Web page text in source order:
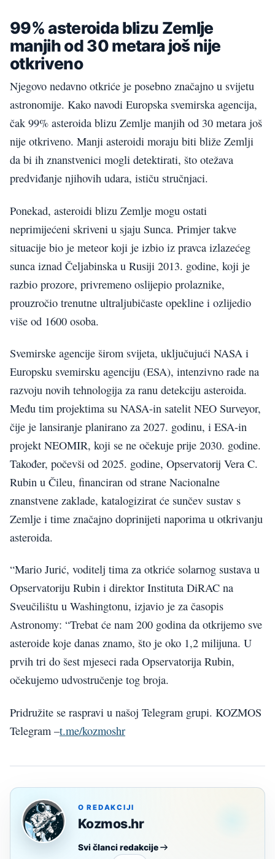
99% asteroida blizu Zemlje
manjih od 30 metara još nije
otkriveno
Njegovo nedavno otkriće je posebno značajno u svijetu
astronomije. Kako navodi Europska svemirska agencija,
čak 99% asteroida blizu Zemlje manjih od 30 metara još
nije otkriveno. Manji asteroidi moraju biti bliže Zemlji
da bi ih znanstvenici mogli detektirati, što otežava
predviđanje njihovih udara, ističu stručnjaci.
Ponekad, asteroidi blizu Zemlje mogu ostati
neprimijećeni skriveni u sjaju Sunca. Primjer takve
situacije bio je meteor koji je izbio iz pravca izlazećeg
sunca iznad Čeljabinska u Rusiji 2013. godine, koji je
razbio prozore, privremeno oslijepio prolaznike,
prouzročio trenutne ultraljubičaste opekline i ozlijedio
više od 1600 osoba.
Svemirske agencije širom svijeta, uključujući NASA i
Europsku svemirsku agenciju (ESA), intenzivno rade na
razvoju novih tehnologija za ranu detekciju asteroida.
Među tim projektima su NASA-in satelit NEO Surveyor,
čije je lansiranje planirano za 2027. godinu, i ESA-in
projekt NEOMIR, koji se ne očekuje prije 2030. godine.
Također, počevši od 2025. godine, Opservatorij Vera C.
Rubin u Čileu, financiran od strane Nacionalne
znanstvene zaklade, katalogizirat će sunčev sustav s
Zemlje i time značajno doprinijeti naporima u otkrivanju
asteroida.
“Mario Jurić, voditelj tima za otkriće solarnog sustava u
Opservatoriju Rubin i direktor Instituta DiRAC na
Sveučilištu u Washingtonu, izjavio je za časopis
Astronomy: “Trebat će nam 200 godina da otkrijemo sve
asteroide koje danas znamo, što je oko 1,2 milijuna. U
prvih tri do šest mjeseci rada Opservatorija Rubin,
očekujemo udvostručenje tog broja.
Pridružite se raspravi u našoj Telegram grupi. KOZMOS
Telegram –t.me/kozmoshr
O REDAKCIJI
Kozmos.hr
Svi članci redakcije